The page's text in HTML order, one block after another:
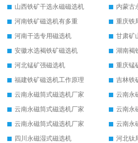
山西铁矿干选永磁磁选机
内蒙古
河南铁矿磁选机有多重
重庆铁
河南干选专用磁选机
安徽水选褐铁矿磁选机
湖南褐
河北锰矿强磁选机
重庆锰
福建铁矿磁选机工作原理
吉林铁
云南永磁筒式磁选机厂家
云南永
云南永磁筒式磁选机厂家
云南永
云南永磁筒式磁选机厂家
云南永
四川永磁湿式磁选机
河北钛